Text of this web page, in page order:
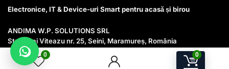
0 0
Electronice, IT & Device-uri Smart pentru acasă și birou
ANDIMA W.P. SOLUTIONS SRL
Str. Mihai Viteazu nr. 25, Seini, Maramureș, România
CUI 38528411
J24/1930/23.11.2017